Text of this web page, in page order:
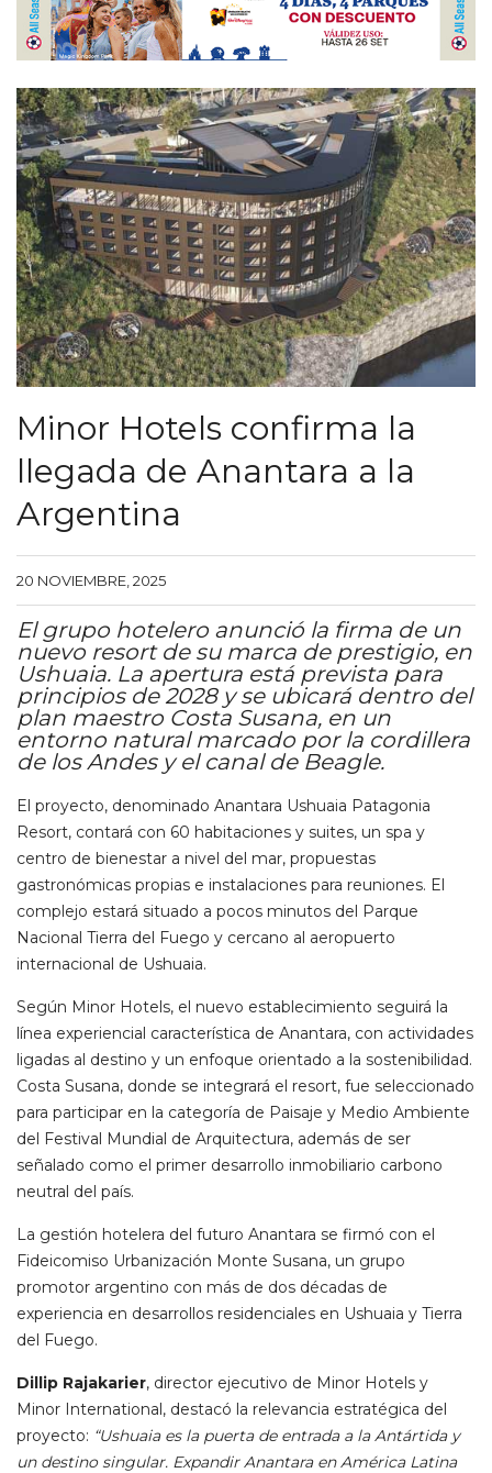
Minor Hotels confirma la
llegada de Anantara a la
Argentina
20 NOVIEMBRE, 2025
El grupo hotelero anunció la firma de un
nuevo resort de su marca de prestigio, en
Ushuaia. La apertura está prevista para
principios de 2028 y se ubicará dentro del
plan maestro Costa Susana, en un
entorno natural marcado por la cordillera
de los Andes y el canal de Beagle.
El proyecto, denominado Anantara Ushuaia Patagonia
Resort, contará con 60 habitaciones y suites, un spa y
centro de bienestar a nivel del mar, propuestas
gastronómicas propias e instalaciones para reuniones. El
complejo estará situado a pocos minutos del Parque
Nacional Tierra del Fuego y cercano al aeropuerto
internacional de Ushuaia.
Según Minor Hotels, el nuevo establecimiento seguirá la
línea experiencial característica de Anantara, con actividades
ligadas al destino y un enfoque orientado a la sostenibilidad.
Costa Susana, donde se integrará el resort, fue seleccionado
para participar en la categoría de Paisaje y Medio Ambiente
del Festival Mundial de Arquitectura, además de ser
señalado como el primer desarrollo inmobiliario carbono
neutral del país.
La gestión hotelera del futuro Anantara se firmó con el
Fideicomiso Urbanización Monte Susana, un grupo
promotor argentino con más de dos décadas de
experiencia en desarrollos residenciales en Ushuaia y Tierra
del Fuego.
Dillip Rajakarier, director ejecutivo de Minor Hotels y
Minor International, destacó la relevancia estratégica del
proyecto: “Ushuaia es la puerta de entrada a la Antártida y
un destino singular. Expandir Anantara en América Latina